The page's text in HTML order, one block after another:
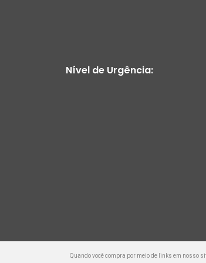
Nível de Urgência:
Quando você compra por meio de links em nosso